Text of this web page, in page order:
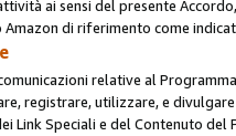
ai sensi del presente
di riferimento come
relative al
registrare, utilizzare, e
Link Speciali e del Contenuto